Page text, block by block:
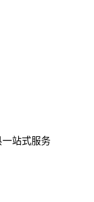
一站式服务